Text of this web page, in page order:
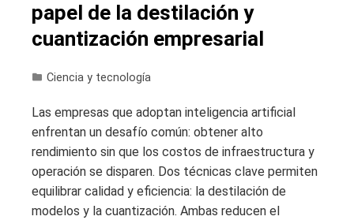
papel de la destilación y
cuantización empresarial
Ciencia y tecnología
Las empresas que adoptan inteligencia artificial
enfrentan un desafío común: obtener alto
rendimiento sin que los costos de infraestructura y
operación se disparen. Dos técnicas clave permiten
equilibrar calidad y eficiencia: la destilación de
modelos y la cuantización. Ambas reducen el